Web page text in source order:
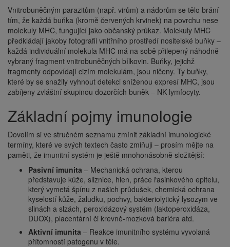
Vnitrobuněčným parazitům (např. virům) a nádorům se tělo brání
tím, že každá buňka (kromě červených krvinek) na povrchu nese
molekuly MHC, fungující jako občanský průkaz. Molekuly MHC
předkládají jakoby fotografii vnitřního prostředí nositelské buňky –
každá individuální molekula MHC má na sobě přilepený náhodně
vybraný fragment vnitrobuněčných bílkovin. Buňky, jejichž
fragmenty odpovídají cizím molekulám, jsou ničeny. Ty buňky,
které by se snažily vyhnout detekci sníženou expresí MHC, jsou
zabíjeny zvláštní skupinou dozorčích buněk – NK lymfocyty.
Základní pojmy imunologie
Dovolím si ve stručném seznamu zmínit základní imunologické
termíny, které ve svých textech často zmiňuji – prosím mějte na
paměti, že imunitní systém je ještě mnohonásobně složitější:
Pasivní imunita – Mechanická ochrana, kterou
představuje kůže, sliznice, hlen, práce řasinkového epitelu,
který vymetá špínu z našich průdušek, chemická ochrana
kyselostí kůže, žaludku, pochvy, bakteriolytický lysozym ve
slinách a slzách, peroxidázový systém (laktoperoxidáza,
DUOX), placentární či krevně-mozková bariéra atd.
Aktivní imunita – Reakce imunitního systému vyvolaná
přítomností patogenu v těle.